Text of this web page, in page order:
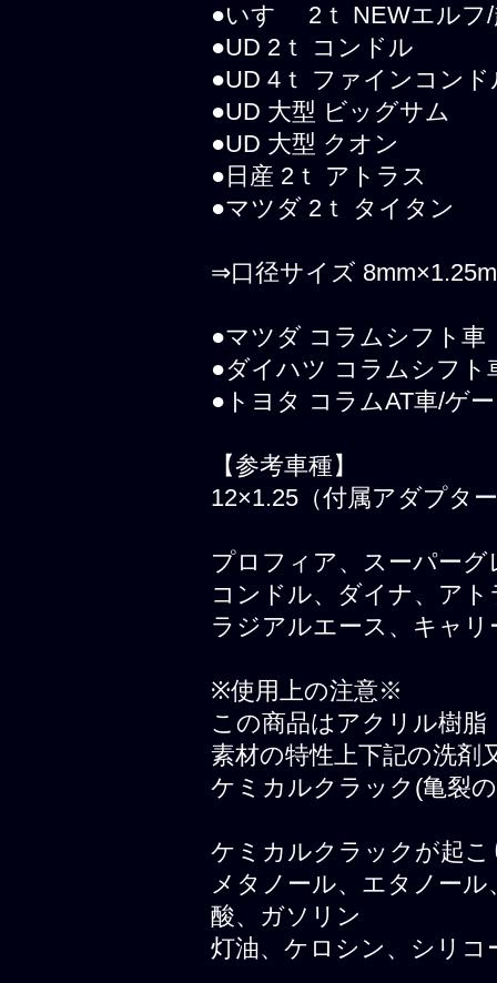
●いすゞ 2ｔ NEWエルフ
●UD 2ｔ コンドル
●UD 4ｔ ファインコンド
●UD 大型 ビッグサム
●UD 大型 クオン
●日産 2ｔ アトラス
●マツダ 2ｔ タイタン
⇒口径サイズ
●マツダ コラムシフト車
●ダイハツ コラムシフト
●トヨタ コラムAT車/ゲ
【参考車種】
12×1.25（付属アダプタ
プロフィア、スーパー
コンドル、ダイナ、ア
ラジアルエース、キャ
※使用上の注意※
この商品はアクリル樹
素材の特性上下記の洗剤
ケミカルクラック(亀裂
ケミカルクラックが起
メタノール、エタノー
酸、ガソリン
灯油、ケロシン、シリ